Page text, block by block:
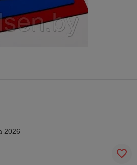
2026